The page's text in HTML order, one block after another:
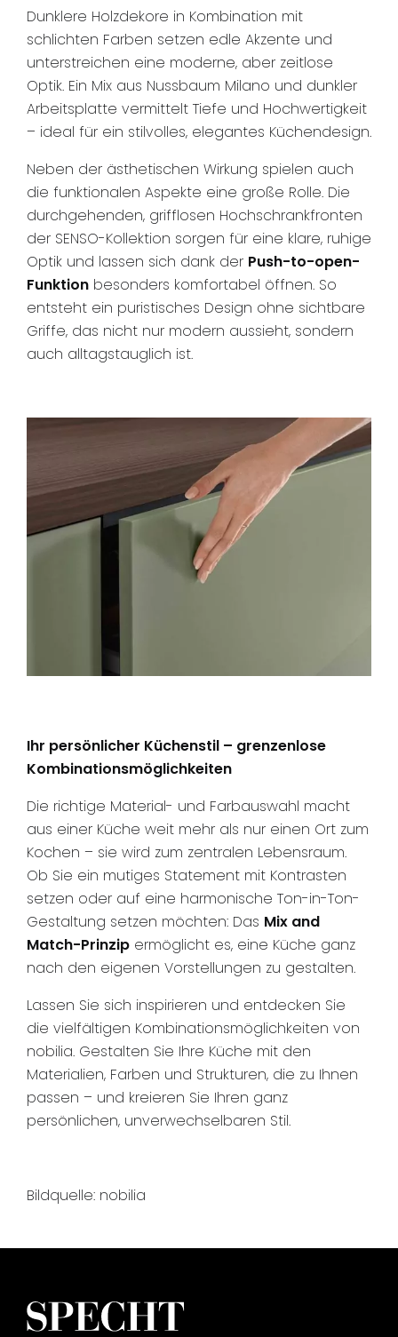
Dunklere Holzdekore in Kombination mit
schlichten Farben setzen edle Akzente und
unterstreichen eine moderne, aber zeitlose
Optik. Ein Mix aus Nussbaum Milano und dunkler
Arbeitsplatte vermittelt Tiefe und Hochwertigkeit
– ideal für ein stilvolles, elegantes Küchendesign.
Neben der ästhetischen Wirkung spielen auch
die funktionalen Aspekte eine große Rolle. Die
durchgehenden, grifflosen Hochschrankfronten
der SENSO-Kollektion sorgen für eine klare, ruhige
Optik und lassen sich dank der Push-to-open-
Funktion besonders komfortabel öffnen. So
entsteht ein puristisches Design ohne sichtbare
Griffe, das nicht nur modern aussieht, sondern
auch alltagstauglich ist.
Ihr persönlicher Küchenstil – grenzenlose
Kombinationsmöglichkeiten
Die richtige Material- und Farbauswahl macht
aus einer Küche weit mehr als nur einen Ort zum
Kochen – sie wird zum zentralen Lebensraum.
Ob Sie ein mutiges Statement mit Kontrasten
setzen oder auf eine harmonische Ton-in-Ton-
Gestaltung setzen möchten: Das Mix and
Match-Prinzip ermöglicht es, eine Küche ganz
nach den eigenen Vorstellungen zu gestalten.
Lassen Sie sich inspirieren und entdecken Sie
die vielfältigen Kombinationsmöglichkeiten von
nobilia. Gestalten Sie Ihre Küche mit den
Materialien, Farben und Strukturen, die zu Ihnen
passen – und kreieren Sie Ihren ganz
persönlichen, unverwechselbaren Stil.
Bildquelle: nobilia